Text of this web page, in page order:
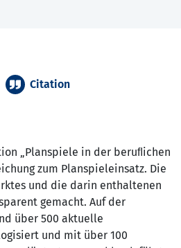
„Planspiele in der beruﬂichen
zum Planspieleinsatz. Die
und die darin enthaltenen
gemacht. Auf der
über 500 aktuelle
und mit über 100
Citation